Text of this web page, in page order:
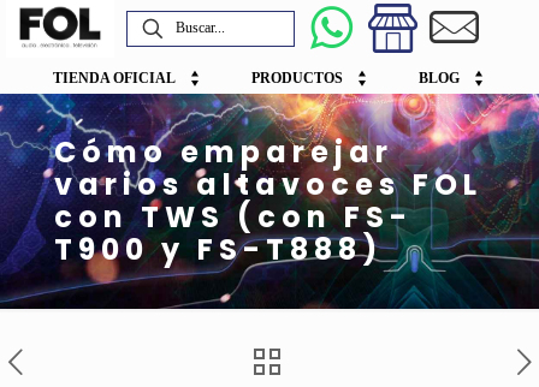
TIENDA OFICIAL PRODUCTOS BLOG
Cómo emparejar
varios altavoces FOL
con TWS (con FS-
T900 y FS-T888)